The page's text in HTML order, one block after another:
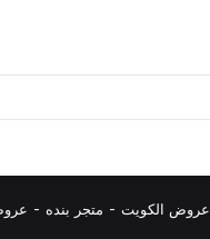
عروض الكويت - متجر بنده -